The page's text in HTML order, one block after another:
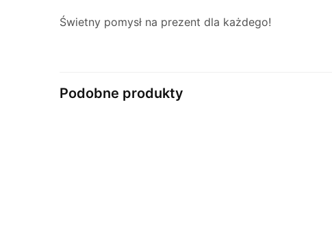
Świetny pomysł na prezent dla każdego!
Podobne produkty